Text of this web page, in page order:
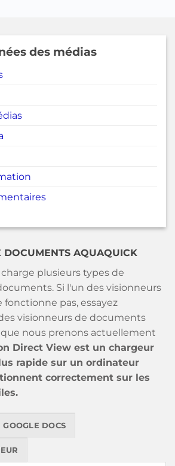
des médias
DOCUMENTS AQUAQUICK
plusieurs types de
Si l'un des visionneurs
pas, essayez
visionneurs de documents
nous prenons actuellement
Direct View est un chargeur
rapide sur un ordinateur
correctement sur les
GOOGLE DOCS